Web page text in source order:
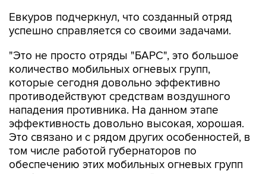
Евкуров подчеркнул, что созданный отряд
успешно справляется со своими задачами.
"Это не просто отряды "БАРС", это большое
количество мобильных огневых групп,
которые сегодня довольно эффективно
противодействуют средствам воздушного
нападения противника. На данном этапе
эффективность довольно высокая, хорошая.
Это связано и с рядом других особенностей, в
том числе работой губернаторов по
обеспечению этих мобильных огневых групп